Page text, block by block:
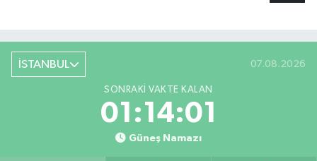
İSTANBUL 07.08.2026
SONRAKI VAKTE KALAN
01:14:00
Güneş Namazı